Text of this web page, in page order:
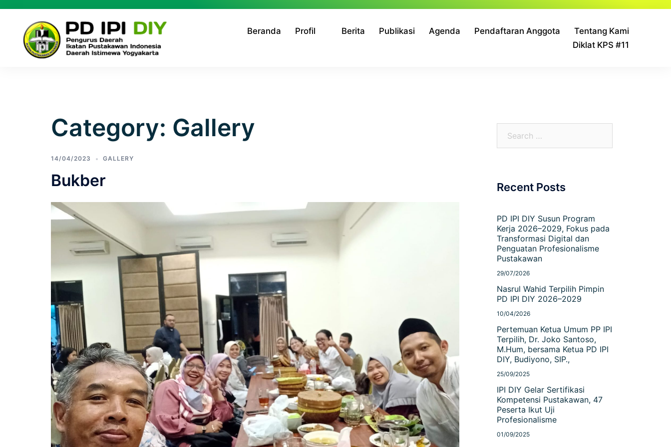
Beranda Profil Berita Publikasi Agenda Pendaftaran Anggota
Tentang Kami
Diklat KPS #11
Category: Gallery
14/04/2023 GALLERY
Bukber Recent Posts
PD IPI DIY Susun Program
Kerja 2026–2029, Fokus pada
Transformasi Digital dan
Penguatan Profesionalisme
Pustakawan
29/07/2026
Nasrul Wahid Terpilih Pimpin
PD IPI DIY 2026–2029
10/04/2026
Pertemuan Ketua Umum PP IPI
Terpilih, Dr. Joko Santoso,
M.Hum, bersama Ketua PD IPI
DIY, Budiyono, SIP.,
25/09/2025
IPI DIY Gelar Sertifikasi
Kompetensi Pustakawan, 47
Peserta Ikut Uji
Profesionalisme
01/09/2025